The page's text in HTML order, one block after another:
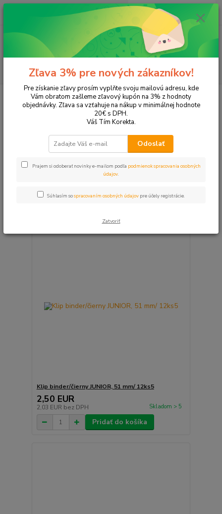
Hľadať
ks
za 0,00 EUR
Kancelárske potreby Klipy, špendlíky a spony Klipy
Upresniť parametre
Najdrahšie
Zobrazujem 1-10 z 10
Klip binder/čierny JUNIOR, 51 mm/ 12ks5
2,50 EUR
2,03 EUR bez DPH Skladom > 5
Pridať do košíka
Zľava 3% pre nových zákazníkov!
Pre získanie zľavy prosím vyplňte svoju mailovú adresu, kde
Vám obratom zašleme zľavový kupón na 3% z hodnoty
objednávky. Zľava sa vzťahuje na nákup v minimálnej hodnote
20€ s DPH.
Váš Tím Korekta.
Odoslať
Prajem si odoberať novinky e-mailom podľa podmienok spracovania osobných
údajov.
Súhlasím sospracovaním osobných údajov pre účely registrácie.
Zatvoriť